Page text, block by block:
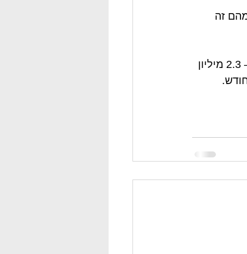
זה
5.   נכון למאי 2022, אסף אבידן הוא הישראלי השלישי המושמע ביותר בספוטיפיי עם כ – 2.3 מיליון